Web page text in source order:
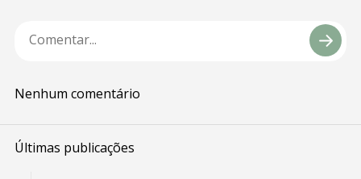
Nenhum comentário
Últimas publicações